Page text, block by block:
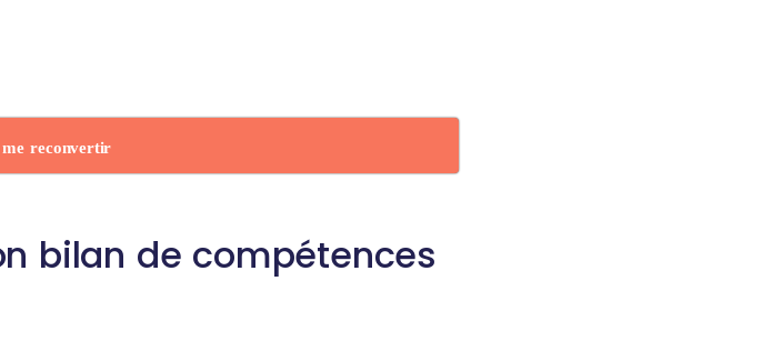
reconvertir
bilan de compétences